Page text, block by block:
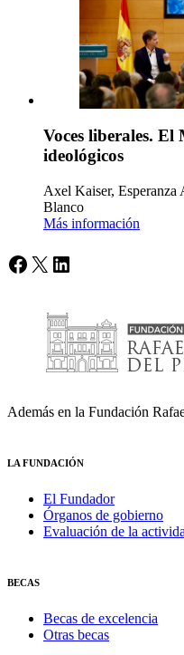
Voces liberales. El
ideológicos
Axel Kaiser,
Blanco
Más información
Facebook
X LinkedIn
Además en la Fundación
LA FUNDACIÓN
El Fundador
Órganos de gobierno
Evaluación de la
BECAS
Becas de excelencia
Otras becas